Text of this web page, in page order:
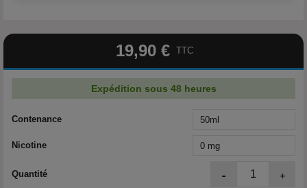
19,90 € TTC
Expédition sous 48 heures
Contenance
Nicotine
Quantité - +